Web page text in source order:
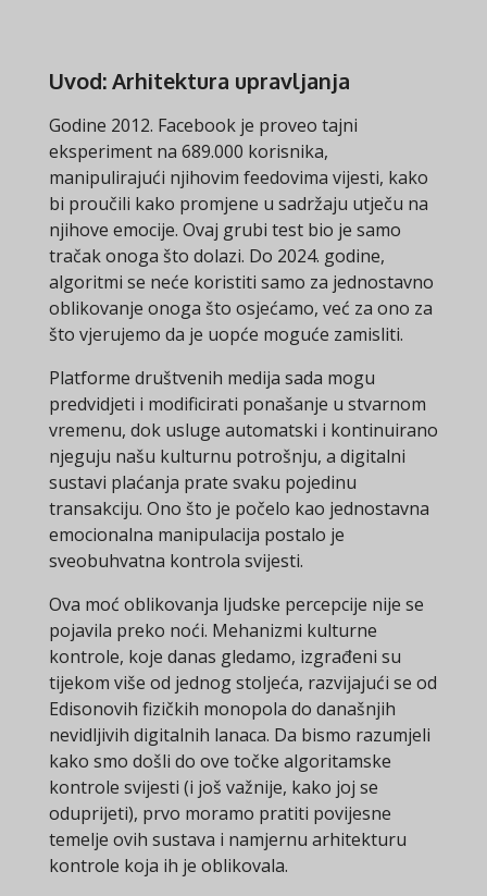
Uvod: Arhitektura upravljanja
Godine 2012. Facebook je proveo tajni
eksperiment na 689.000 korisnika,
manipulirajući njihovim feedovima vijesti, kako
bi proučili kako promjene u sadržaju utječu na
njihove emocije. Ovaj grubi test bio je samo
tračak onoga što dolazi. Do 2024. godine,
algoritmi se neće koristiti samo za jednostavno
oblikovanje onoga što osjećamo, već za ono za
što vjerujemo da je uopće moguće zamisliti.
Platforme društvenih medija sada mogu
predvidjeti i modificirati ponašanje u stvarnom
vremenu, dok usluge automatski i kontinuirano
njeguju našu kulturnu potrošnju, a digitalni
sustavi plaćanja prate svaku pojedinu
transakciju. Ono što je počelo kao jednostavna
emocionalna manipulacija postalo je
sveobuhvatna kontrola svijesti.
Ova moć oblikovanja ljudske percepcije nije se
pojavila preko noći. Mehanizmi kulturne
kontrole, koje danas gledamo, izgrađeni su
tijekom više od jednog stoljeća, razvijajući se od
Edisonovih fizičkih monopola do današnjih
nevidljivih digitalnih lanaca. Da bismo razumjeli
kako smo došli do ove točke algoritamske
kontrole svijesti (i još važnije, kako joj se
oduprijeti), prvo moramo pratiti povijesne
temelje ovih sustava i namjernu arhitekturu
kontrole koja ih je oblikovala.